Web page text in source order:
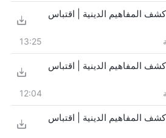
كشف المفاهيم الدينية | اقتباس
13:25
كشف المفاهيم الدينية | اقتباس
12:04
كشف المفاهيم الدينية | اقتباس